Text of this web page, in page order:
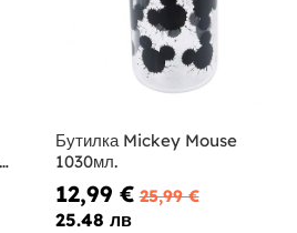
Бутилка Mickey Mouse
1030мл.
12,99 € 25,99 €
25.48 лв